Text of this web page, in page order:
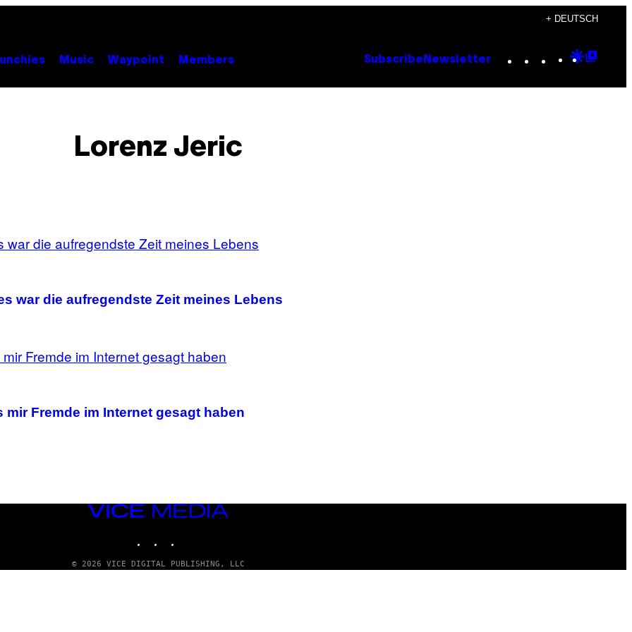
+ DEUTSCH
Music Waypoint Members Subscribe Newsletter Instagram
TikTok
YouTube
Google
Lorenz Jeric
war die aufregendste Zeit meines Lebens
Fremde im Internet gesagt haben
VICE
© 2026 VICE DIGITAL PUBLISHING, LLC